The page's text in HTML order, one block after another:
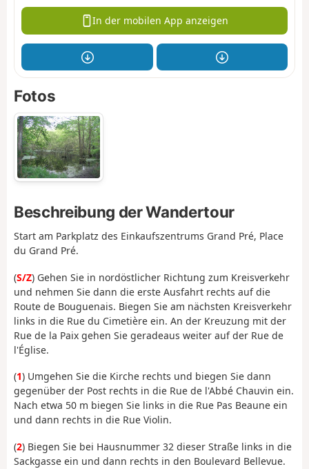
In der mobilen App anzeigen
Fotos
Beschreibung der Wandertour
Start am Parkplatz des Einkaufszentrums Grand Pré, Place
du Grand Pré.
(S/Z) Gehen Sie in nordöstlicher Richtung zum Kreisverkehr
und nehmen Sie dann die erste Ausfahrt rechts auf die
Route de Bouguenais. Biegen Sie am nächsten Kreisverkehr
links in die Rue du Cimetière ein. An der Kreuzung mit der
Rue de la Paix gehen Sie geradeaus weiter auf der Rue de
l'Église.
(1) Umgehen Sie die Kirche rechts und biegen Sie dann
gegenüber der Post rechts in die Rue de l'Abbé Chauvin ein.
Nach etwa 50 m biegen Sie links in die Rue Pas Beaune ein
und dann rechts in die Rue Violin.
(2) Biegen Sie bei Hausnummer 32 dieser Straße links in die
Sackgasse ein und dann rechts in den Boulevard Bellevue.